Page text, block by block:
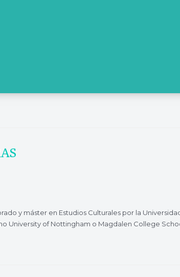
y máster en Estudios Culturales por la
University of Nottingham o Magdalen College